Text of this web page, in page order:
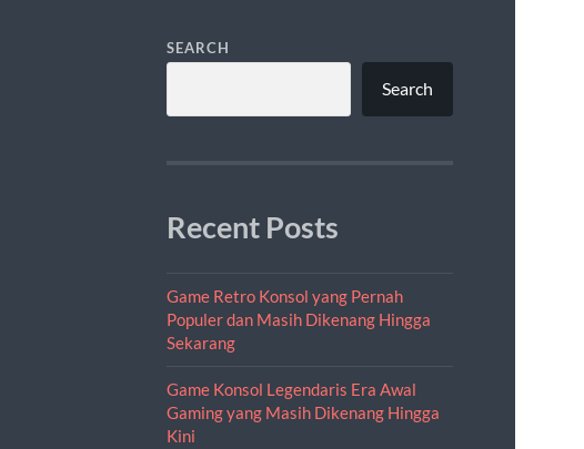
SEARCH
Search
Recent Posts
Game Retro Konsol yang Pernah
Populer dan Masih Dikenang Hingga
Sekarang
Game Konsol Legendaris Era Awal
Gaming yang Masih Dikenang Hingga
Kini